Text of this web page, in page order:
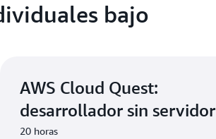
bajo
AWS Cloud Quest:
desarrollador sin servidor
20 horas